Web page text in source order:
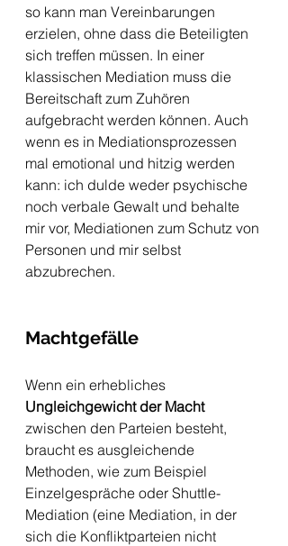
so kann man Vereinbarungen
erzielen, ohne dass die Beteiligten
sich treffen müssen. In einer
klassischen Mediation muss die
Bereitschaft zum Zuhören
aufgebracht werden können. Auch
wenn es in Mediationsprozessen
mal emotional und hitzig werden
kann: ich dulde weder psychische
noch verbale Gewalt und behalte
mir vor, Mediationen zum Schutz von
Personen und mir selbst
abzubrechen.
Machtgefälle
Wenn ein erhebliches
Ungleichgewicht der Macht
zwischen den Parteien besteht,
braucht es ausgleichende
Methoden, wie zum Beispiel
Einzelgespräche oder Shuttle-
Mediation (eine Mediation, in der
sich die Konfliktparteien nicht